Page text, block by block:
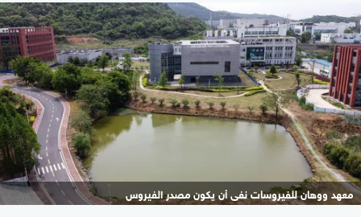
معهد ووهان للفيروسات نفى أن يكون مصدر الفيروس